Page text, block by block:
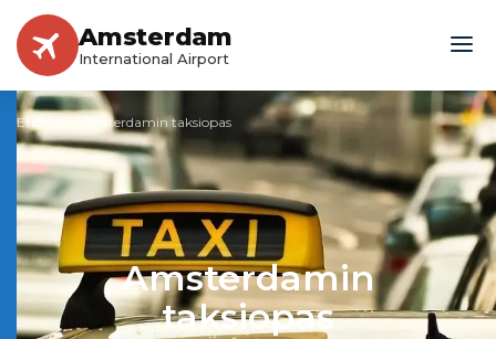
Amsterdam
International Airport
Etusivu Amsterdamin taksiopas
Amsterdamin
taksiopas